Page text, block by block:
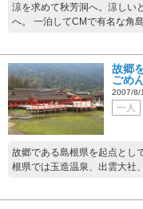
涼を求めて秋芳洞へ。涼しい
へ。 一泊してCMで有名な角
故郷
ごめ
2007/8/
一人
故郷である島根県を起点とし
根県では玉造温泉、出雲大社